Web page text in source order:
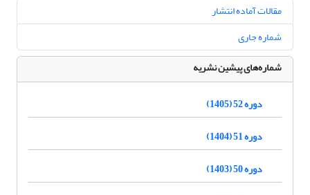
مقالات آماده انتشار
شماره جاری
شماره‌های پیشین نشریه
دوره 52 (1405)
دوره 51 (1404)
دوره 50 (1403)